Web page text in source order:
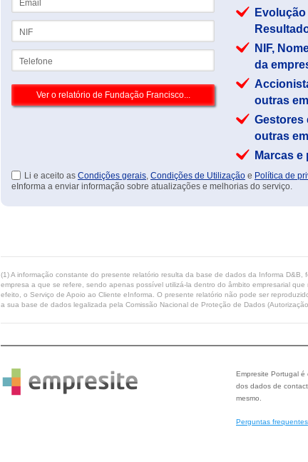
NIF,
da
outras
Gestores
outras
Marcas
Li e aceito as Condições gerais, Condições de Utilização e Política de
eInforma a enviar informação sobre atualizações e melhorias do serviço.
(1) A informação constante do presente relatório resulta da base de dados da Informa
empresa a que se refere, sendo apenas possível utilizá-la dentro do âmbito empresarial
efeito, o Serviço de Apoio ao Cliente eInforma. O presente relatório não pode ser
a sua base de dados legalizada pela Comissão Nacional de Proteção de Dados
Empresite Portugal
dos dados de
mesmo.
Perguntas frequentes